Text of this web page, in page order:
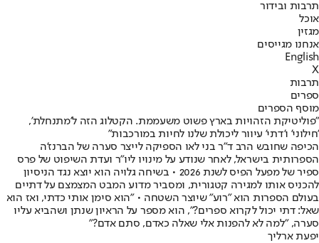
תרבות ובידור
אוכל
מגזין
אנחנו מגייסים
English
X
תרבות
ספרים
מוסף הספרים
"פוליטיקת הזהויות בארץ פשוט משעממת. הקטלוג הזה ל'מתנחלת',
'חילוני' ו'דתי' עיוור ליכולת שלנו לחיות במורכבות"
הכיפה שחובש הרב ד"ר בני לאו הספיקה לייצר סערה של הברנז'ה
הספרותית בישראל, לאחר שנודע על מינויו ליו"ר ועדת השיפוט של פרס
ספיר של מפעל הפיס לשנת 2026 • בשיחה גלויה הוא יוצא נגד הניסיון
להכניס אותו למגירה קטגורית, ומסביר מדוע המבט המצמצם על דתיים
בעולם הספרות הוא "רוע" שיוצר השטחה • "הוא סימן אותי כדתי, ואז הוא
שאל: דתי יכול לקרוא ספרים?", הוא מספר על הראיון שנתן ושהביא עליו
סערה, "למה לא להפנות אלי שאלה כאדם, סתם אדם?"
יפעת ארליך